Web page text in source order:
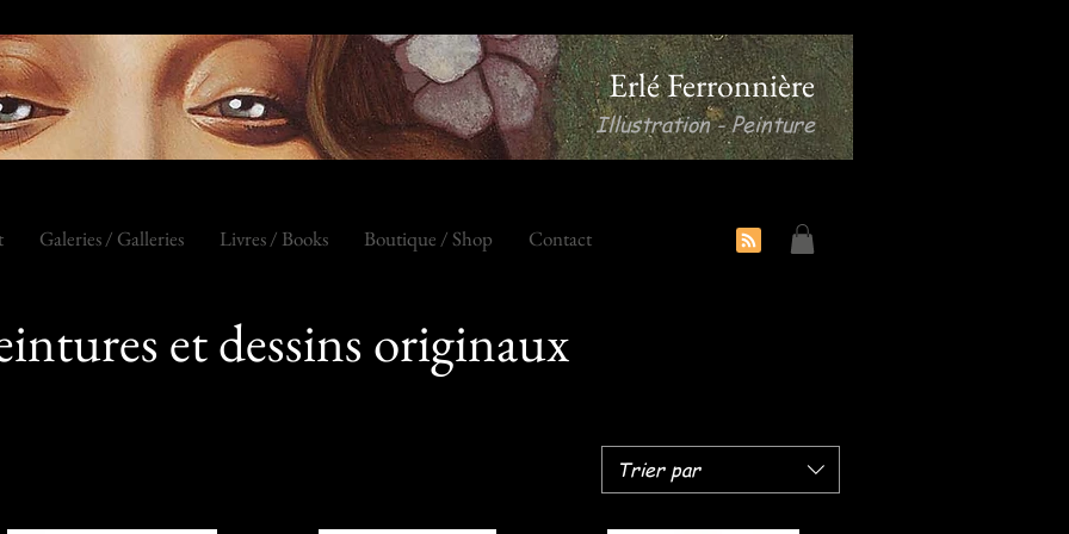
Erlé Ferronnière
Illustration - Peinture
Galeries / Galleries Livres / Books Boutique / Shop Contact
et dessins originaux
Trier par